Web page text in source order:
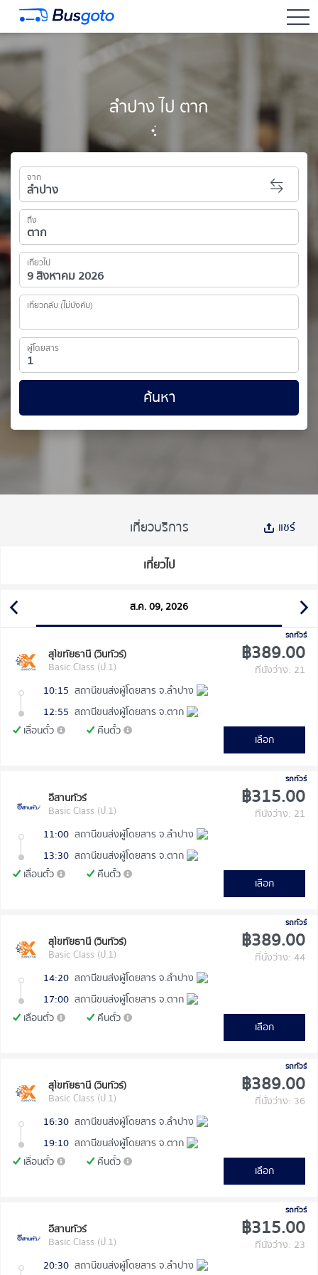
ลำปาง ไป ตาก
จาก
ถึง
เที่ยวไป
เที่ยวกลับ (ไม่บังคับ)
ผู้โดยสาร
ค้นหา
เที่ยวบริการ แชร์
เที่ยวไป
ส.ค. 09, 2026
รถทัวร์
สุโขทัยธานี (วินทัวร์)
Basic Class (ป.1)
฿389.00
ที่นั่งว่าง: 21
10:15 สถานีขนส่งผู้โดยสาร จ.ลำปาง
12:55 สถานีขนส่งผู้โดยสาร จ.ตาก
เลื่อนตั๋ว
คืนตั๋ว
เลือก
รถทัวร์
อีสานทัวร์
Basic Class (ป.1)
฿315.00
ที่นั่งว่าง: 21
11:00 สถานีขนส่งผู้โดยสาร จ.ลำปาง
13:30 สถานีขนส่งผู้โดยสาร จ.ตาก
เลื่อนตั๋ว
คืนตั๋ว
เลือก
รถทัวร์
สุโขทัยธานี (วินทัวร์)
Basic Class (ป.1)
฿389.00
ที่นั่งว่าง: 44
14:20 สถานีขนส่งผู้โดยสาร จ.ลำปาง
17:00 สถานีขนส่งผู้โดยสาร จ.ตาก
เลื่อนตั๋ว
คืนตั๋ว
เลือก
รถทัวร์
สุโขทัยธานี (วินทัวร์)
Basic Class (ป.1)
฿389.00
ที่นั่งว่าง: 36
16:30 สถานีขนส่งผู้โดยสาร จ.ลำปาง
19:10 สถานีขนส่งผู้โดยสาร จ.ตาก
เลื่อนตั๋ว
คืนตั๋ว
เลือก
รถทัวร์
อีสานทัวร์
Basic Class (ป.1)
฿315.00
ที่นั่งว่าง: 23
20:30 สถานีขนส่งผู้โดยสาร จ.ลำปาง